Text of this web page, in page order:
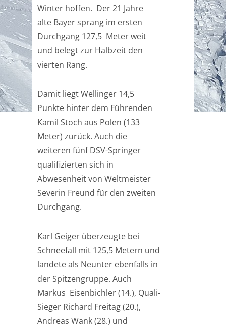
Winter hoffen. Der 21 Jahre
alte Bayer sprang im ersten
Durchgang 127,5 Meter weit
und belegt zur Halbzeit den
vierten Rang.
Damit liegt Wellinger 14,5
Punkte hinter dem Führenden
Kamil Stoch aus Polen (133
Meter) zurück. Auch die
weiteren fünf DSV-Springer
qualifizierten sich in
Abwesenheit von Weltmeister
Severin Freund für den zweiten
Durchgang.
Karl Geiger überzeugte bei
Schneefall mit 125,5 Metern und
landete als Neunter ebenfalls in
der Spitzengruppe. Auch
Markus Eisenbichler (14.), Quali-
Sieger Richard Freitag (20.),
Andreas Wank (28.) und